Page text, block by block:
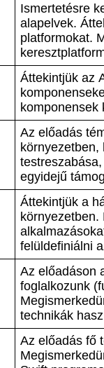
Ismertetésre
alapelvek.
platformokat. Megismerkedünk a platformfüggetlenség és
Áttekintjük az
Az előadás
környezetben,
testreszabása, képernyő méret függetlenség, tablet és
egyidejű
Áttekintjük a hálózati kommunikáció
környezetben.
Az előadáson a
foglalkozunk
Megismerkedünk a térképek és overlay
technikák
Az előadás fő